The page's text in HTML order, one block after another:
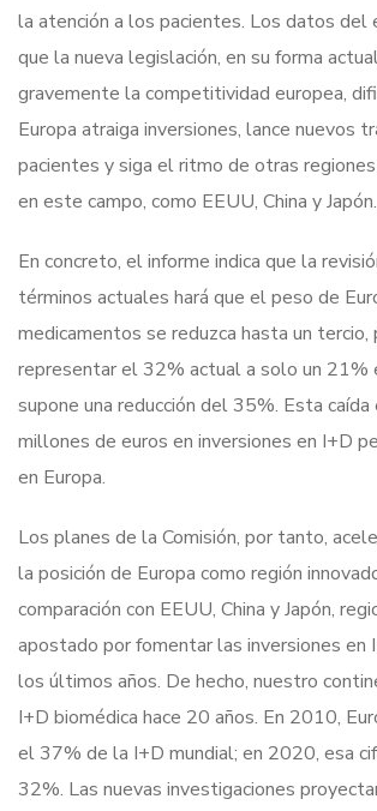
la atención a los pacientes. Los datos del
que la nueva legislación, en su forma
gravemente la competitividad europea,
Europa atraiga inversiones, lance nuevos
pacientes y siga el ritmo de otras
en este campo, como EEUU, China y Japón.
En concreto, el informe indica que la
términos actuales hará que el peso de
medicamentos se reduzca hasta un tercio,
representar el 32% actual a solo un 21%
supone una reducción del 35%. Esta
millones de euros en inversiones en I+D
en Europa.
Los planes de la Comisión, por tanto,
la posición de Europa como región
comparación con EEUU, China y Japón,
apostado por fomentar las inversiones en
los últimos años. De hecho, nuestro
I+D biomédica hace 20 años. En 2010,
el 37% de la I+D mundial; en 2020, esa
32%. Las nuevas investigaciones